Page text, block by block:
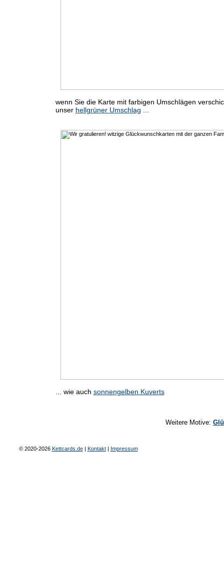
wenn Sie die Karte mit farbigen Umschlägen
unser hellgrüner Umschlag
... wie auch sonnengelben Kuverts
Weitere Motive:
© 2020-2026 Kettcards.de| Kontakt| Impressum